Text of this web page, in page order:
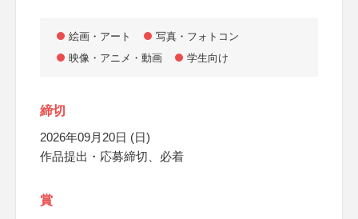
絵画・アート
写真・フォトコン
映像・アニメ・動画
学生向け
締切
2026年09月20日 (日)
作品提出・応募締切、必着
賞